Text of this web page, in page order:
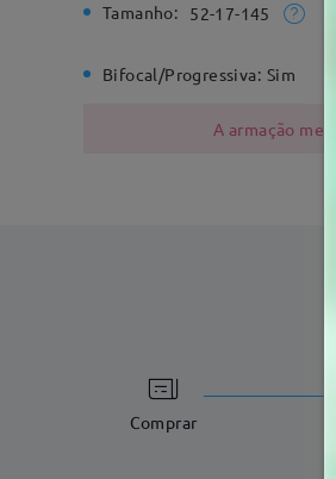
Tamanho: 52-17-145
Bifocal/Progressiva: Sim
A armação
Comprar